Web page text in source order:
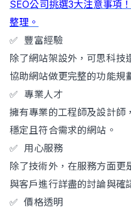
SEO公司挑選3大注意事項
整理。
✅ 豐富經驗
除了網站架設外，可思科技
協助網站做更完整的功能規
✅ 專業人才
擁有專業的工程師及設計師
穩定且符合需求的網站。
✅ 用心服務
除了技術外，在服務方面更
與客戶進行詳盡的討論與確
✅ 價格透明